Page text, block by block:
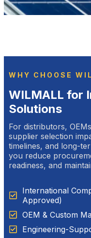
WHY CHOOSE
WILMALL for
Solutions
For distributors,
supplier selection
timelines, and long-
you reduce
readiness, and
International
Approved)
OEM & Custom
Engineering-